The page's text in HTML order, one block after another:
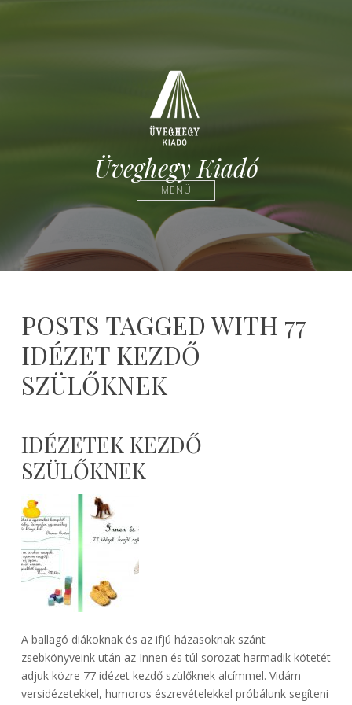
Üveghegy Kiadó
MENÜ
POSTS TAGGED WITH 77
IDÉZET KEZDŐ
SZÜLŐKNEK
IDÉZETEK KEZDŐ
SZÜLŐKNEK
A ballagó diákoknak és az ifjú házasoknak szánt
zsebkönyveink után az Innen és túl sorozat harmadik kötetét
adjuk közre 77 idézet kezdő szülőknek alcímmel. Vidám
versidézetekkel, humoros észrevételekkel próbálunk segíteni